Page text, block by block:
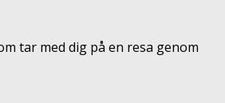
tar med dig på en resa genom